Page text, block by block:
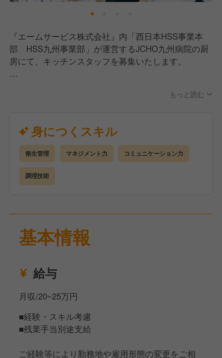
企業内学校「わたしアカデミー」では、オンラインと
対面を組み合わせた充実の研修制度を用意していま
す。
メニュープランや基礎栄養はもちろん、様々なジャン
ルの学びを提供しており、資格取得支援制度も充実。
特に管理栄養士取得支援プログラムは多くの社員に活
な料理を扱うからこそ、数多くの料理をマスターでき
る環境があります。
メニュープランニング・盛り付け・調理からマーケテ
ィングまで、様々な場面でアイデアを発揮していただ
ける、幅広いキャリアを描ける会社です。
『エームサービス株式会社』内「西日本HSS事業本
部 HSS九州事業部」が運営するJCHO九州病院の厨
房にて、キッチンスタッフを募集いたします。
仕込み、調理、盛り付け、配膳までの給食の調理業務
通常メニューから治療食や嚥下食など、患者さま・入
居者さまの病状や状態に合わせたお食事を提供してい
ます。
もっと読む
身につくスキル
衛生管理 マネジメント力 コミュニケーション力
調理技術
基本情報
給与
月収/20~25万円
■経験・スキル考慮
■残業手当別途支給
ご経験等により勤務地や雇用形態の変更をご相